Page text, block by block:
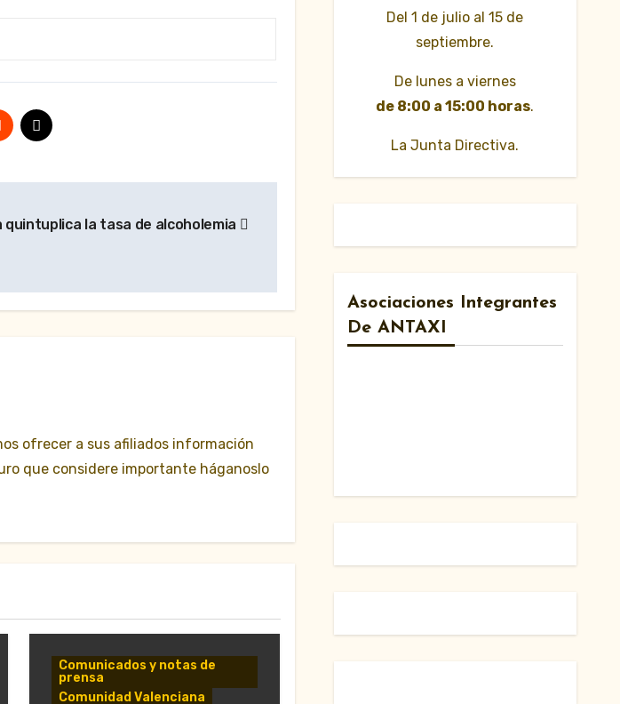
quintuplica la tasa de alcoholemia
ofrecer a sus afiliados información
que considere importante háganoslo
Comunicados y notas de
prensa
Comunidad Valenciana
Del 1 de julio al 15 de
septiembre.
De lunes a viernes
de 8:00 a 15:00 horas.
La Junta Directiva.
Asociaciones Integrantes
De ANTAXI